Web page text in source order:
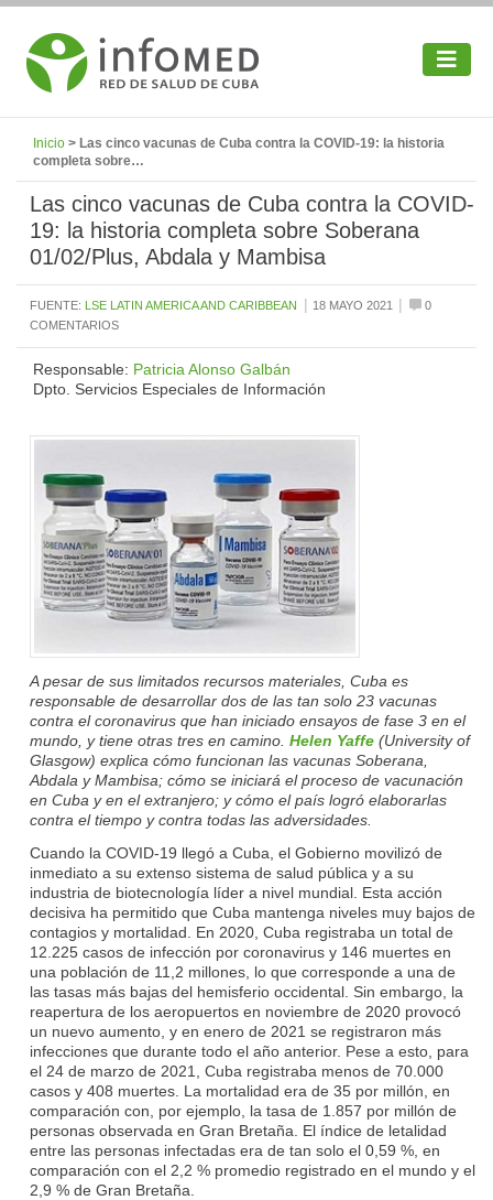
Inicio > Las cinco vacunas de Cuba contra la COVID-19: la historia
completa sobre…
Las cinco vacunas de Cuba contra la COVID-
19: la historia completa sobre Soberana
01/02/Plus, Abdala y Mambisa
FUENTE: LSE LATIN AMERICA AND CARIBBEAN | 18 MAYO 2021 |
0
COMENTARIOS
Responsable: Patricia Alonso Galbán
Dpto. Servicios Especiales de Información
A pesar de sus limitados recursos materiales, Cuba es
responsable de desarrollar dos de las tan solo 23 vacunas
contra el coronavirus que han iniciado ensayos de fase 3 en el
mundo, y tiene otras tres en camino. Helen Yaffe (University of
Glasgow) explica cómo funcionan las vacunas Soberana,
Abdala y Mambisa; cómo se iniciará el proceso de vacunación
en Cuba y en el extranjero; y cómo el país logró elaborarlas
contra el tiempo y contra todas las adversidades.
Cuando la COVID‑19 llegó a Cuba, el Gobierno movilizó de
inmediato a su extenso sistema de salud pública y a su
industria de biotecnología líder a nivel mundial. Esta acción
decisiva ha permitido que Cuba mantenga niveles muy bajos de
contagios y mortalidad. En 2020, Cuba registraba un total de
12.225 casos de infección por coronavirus y 146 muertes en
una población de 11,2 millones, lo que corresponde a una de
las tasas más bajas del hemisferio occidental. Sin embargo, la
reapertura de los aeropuertos en noviembre de 2020 provocó
un nuevo aumento, y en enero de 2021 se registraron más
infecciones que durante todo el año anterior. Pese a esto, para
el 24 de marzo de 2021, Cuba registraba menos de 70.000
casos y 408 muertes. La mortalidad era de 35 por millón, en
comparación con, por ejemplo, la tasa de 1.857 por millón de
personas observada en Gran Bretaña. El índice de letalidad
entre las personas infectadas era de tan solo el 0,59 %, en
comparación con el 2,2 % promedio registrado en el mundo y el
2,9 % de Gran Bretaña.